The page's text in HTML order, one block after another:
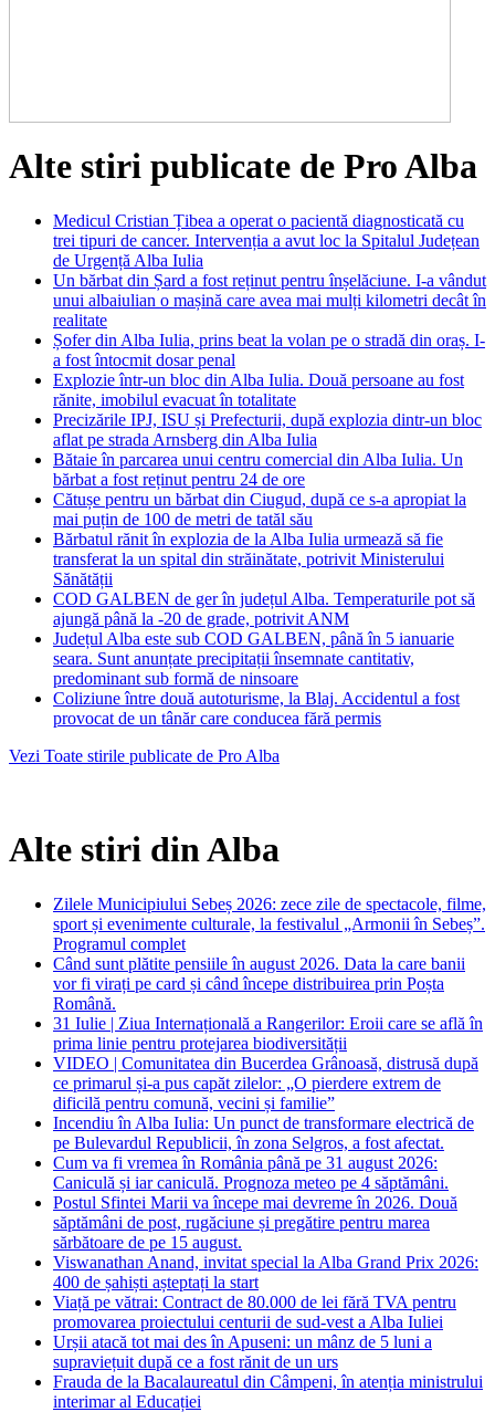
Alte stiri publicate de Pro Alba
Medicul Cristian Țibea a operat o pacientă diagnosticată cu
trei tipuri de cancer. Intervenția a avut loc la Spitalul Județean
de Urgență Alba Iulia
Un bărbat din Șard a fost reținut pentru înșelăciune. I-a vândut
unui albaiulian o mașină care avea mai mulți kilometri decât în
realitate
Șofer din Alba Iulia, prins beat la volan pe o stradă din oraș. I-
a fost întocmit dosar penal
Explozie într-un bloc din Alba Iulia. Două persoane au fost
rănite, imobilul evacuat în totalitate
Precizările IPJ, ISU și Prefecturii, după explozia dintr-un bloc
aflat pe strada Arnsberg din Alba Iulia
Bătaie în parcarea unui centru comercial din Alba Iulia. Un
bărbat a fost reținut pentru 24 de ore
Cătușe pentru un bărbat din Ciugud, după ce s-a apropiat la
mai puțin de 100 de metri de tatăl său
Bărbatul rănit în explozia de la Alba Iulia urmează să fie
transferat la un spital din străinătate, potrivit Ministerului
Sănătății
COD GALBEN de ger în județul Alba. Temperaturile pot să
ajungă până la -20 de grade, potrivit ANM
Județul Alba este sub COD GALBEN, până în 5 ianuarie
seara. Sunt anunțate precipitații însemnate cantitativ,
predominant sub formă de ninsoare
Coliziune între două autoturisme, la Blaj. Accidentul a fost
provocat de un tânăr care conducea fără permis
Vezi Toate stirile publicate de Pro Alba
Alte stiri din Alba
Zilele Municipiului Sebeș 2026: zece zile de spectacole, filme,
sport și evenimente culturale, la festivalul „Armonii în Sebeș”.
Programul complet
Când sunt plătite pensiile în august 2026. Data la care banii
vor fi virați pe card și când începe distribuirea prin Poșta
Română.
31 Iulie | Ziua Internațională a Rangerilor: Eroii care se află în
prima linie pentru protejarea biodiversității
VIDEO | Comunitatea din Bucerdea Grânoasă, distrusă după
ce primarul și-a pus capăt zilelor: „O pierdere extrem de
dificilă pentru comună, vecini și familie”
Incendiu în Alba Iulia: Un punct de transformare electrică de
pe Bulevardul Republicii, în zona Selgros, a fost afectat.
Cum va fi vremea în România până pe 31 august 2026:
Caniculă și iar caniculă. Prognoza meteo pe 4 săptămâni.
Postul Sfintei Marii va începe mai devreme în 2026. Două
săptămâni de post, rugăciune și pregătire pentru marea
sărbătoare de pe 15 august.
Viswanathan Anand, invitat special la Alba Grand Prix 2026:
400 de șahiști așteptați la start
Viață pe vătrai: Contract de 80.000 de lei fără TVA pentru
promovarea proiectului centurii de sud-vest a Alba Iuliei
Urșii atacă tot mai des în Apuseni: un mânz de 5 luni a
supraviețuit după ce a fost rănit de un urs
Frauda de la Bacalaureatul din Câmpeni, în atenția ministrului
interimar al Educației